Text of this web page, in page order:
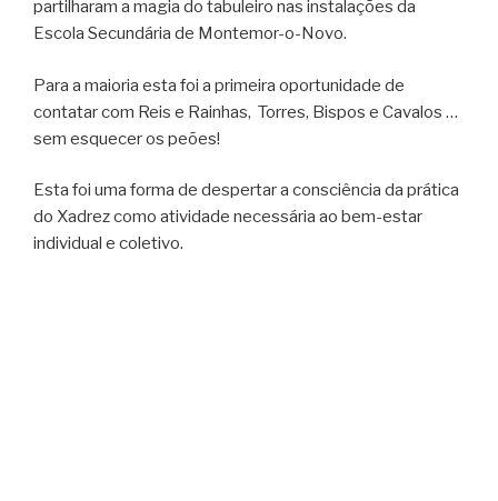
partilharam a magia do tabuleiro nas instalações da
Escola Secundária de Montemor-o-Novo.
Para a maioria esta foi a primeira oportunidade de
contatar com Reis e Rainhas, Torres, Bispos e Cavalos …
sem esquecer os peões!
Esta foi uma forma de despertar a consciência da prática
do Xadrez como atividade necessária ao bem-estar
individual e coletivo.